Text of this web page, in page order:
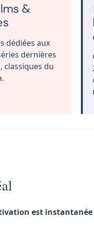
&
dédiées aux
dernières
classiques du
est instantanée